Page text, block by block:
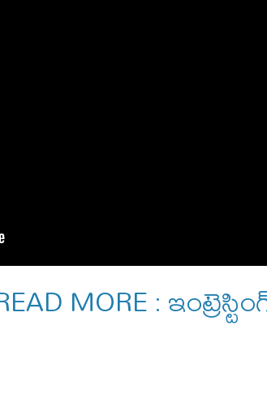
MORE :